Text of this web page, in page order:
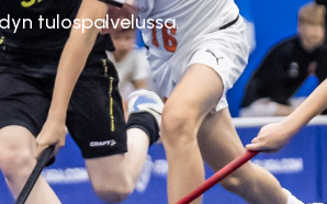
tulospalvelussa.